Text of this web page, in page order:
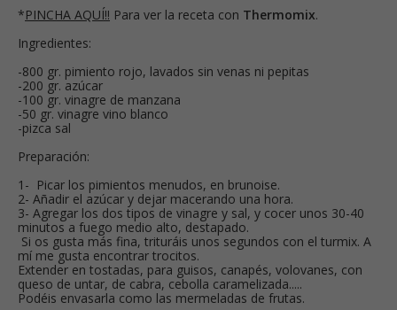
*PINCHA AQUÍ!! Para ver la receta con Thermomix.
Ingredientes:
-800 gr. pimiento rojo, lavados sin venas ni pepitas
-200 gr. azúcar
-100 gr. vinagre de manzana
-50 gr. vinagre vino blanco
-pizca sal
Preparación:
1- Picar los pimientos menudos, en brunoise.
2- Añadir el azúcar y dejar macerando una hora.
3- Agregar los dos tipos de vinagre y sal, y cocer unos 30-40
minutos a fuego medio alto, destapado.
Si os gusta más fina, trituráis unos segundos con el turmix. A
mí me gusta encontrar trocitos.
Extender en tostadas, para guisos, canapés, volovanes, con
queso de untar, de cabra, cebolla caramelizada.....
Podéis envasarla como las mermeladas de frutas.